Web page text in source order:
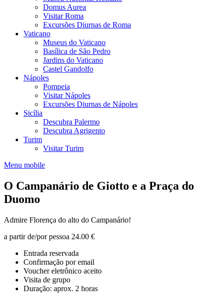
Domus Aurea
Visitar Roma
Excursões Diurnas de Roma
Vaticano
Museus do Vaticano
Basílica de São Pedro
Jardins do Vaticano
Castel Gandolfo
Nápoles
Pompeia
Visitar Nápoles
Excursões Diurnas de Nápoles
Sicília
Descubra Palermo
Descubra Agrigento
Turim
Visitar Turim
Menu mobile
O Campanário de Giotto e a Praça do
Duomo
Admire Florença do alto do Campanário!
a partir de/por pessoa 24.00 €
Entrada reservada
Confirmação por email
Voucher eletrônico aceito
Visita de grupo
Duração: aprox. 2 horas